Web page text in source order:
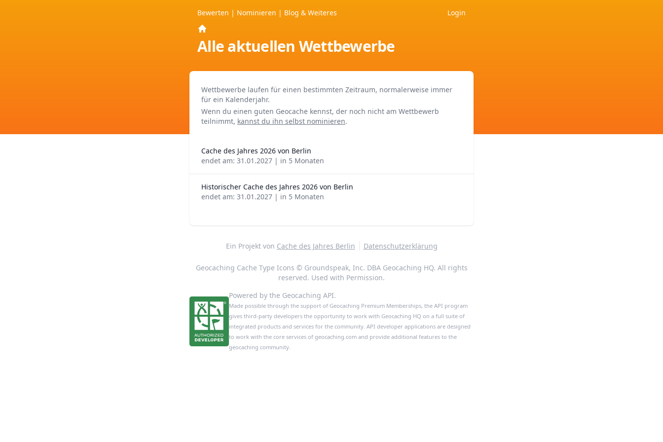
Bewerten | Nominieren | Blog & Weiteres Login
Home
Alle aktuellen Wettbewerbe
Wettbewerbe laufen für einen bestimmten Zeitraum, normalerweise immer
für ein Kalenderjahr.
Wenn du einen guten Geocache kennst, der noch nicht am Wettbewerb
teilnimmt, kannst du ihn selbst nominieren.
Cache des Jahres 2026 von Berlin
endet am: 31.01.2027 | in 5 Monaten
Historischer Cache des Jahres 2026 von Berlin
endet am: 31.01.2027 | in 5 Monaten
Ein Projekt von Cache des Jahres Berlin Datenschutzerklärung
Geocaching Cache Type Icons © Groundspeak, Inc. DBA Geocaching HQ. All rights
reserved. Used with Permission.
Powered by the Geocaching API.
Made possible through the support of Geocaching Premium Memberships, the API program
gives third-party developers the opportunity to work with Geocaching HQ on a full suite of
integrated products and services for the community. API developer applications are designed
to work with the core services of geocaching.com and provide additional features to the
geocaching community.